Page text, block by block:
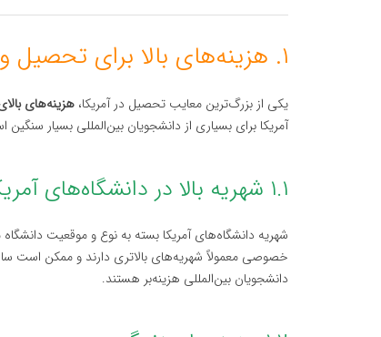
۱. هزینه‌های بالا برای تحصیل و زندگی
یکی از بزرگ‌ترین معایب تحصیل در آمریکا، هزینه‌های
آمریکا برای بسیاری از دانشجویان بین‌المللی بسیار
۱.۱ شهریه بالا در دانشگاه‌های آمریکا
شهریه دانشگاه‌های آمریکا بسته به نوع و موقعیت
خصوصی معمولاً شهریه‌های بالاتری دارند و ممکن است
دانشجویان بین‌المللی هزینه‌بر هستند.